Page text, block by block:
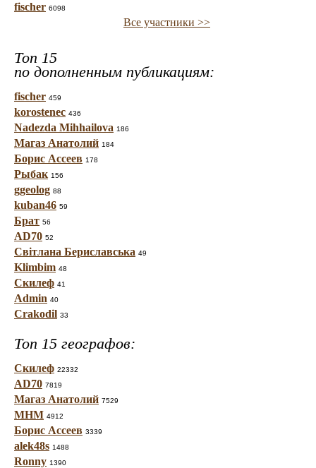
fischer 6098
Все участники >>
Топ 15
по дополненным публикациям:
fischer 459
korostenec 436
Nadezda Mihhailova 186
Магаз Анатолий 184
Борис Ассеев 178
Рыбак 156
ggeolog 88
kuban46 59
Брат 56
AD70 52
Світлана Бериславська 49
Klimbim 48
Скилеф 41
Admin 40
Crakodil 33
Топ 15 географов:
Скилеф 22332
AD70 7819
Магаз Анатолий 7529
МНМ 4912
Борис Ассеев 3339
alek48s 1488
Ronny 1390